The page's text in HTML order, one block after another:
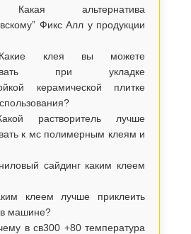
альтернатива
Фикс Алл у продукции
клея вы можете
при укладке
керамической плитке
растворитель лучше
к мс полимерным клеям и
сайдинг каким клеем
клеем лучше приклеить
в машине?
в св300 +80 температура